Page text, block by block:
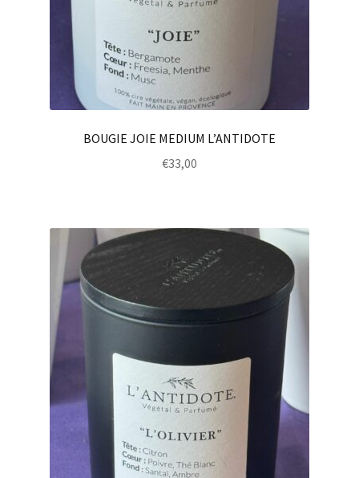
BOUGIE JOIE MEDIUM L’ANTIDOTE
€33,00